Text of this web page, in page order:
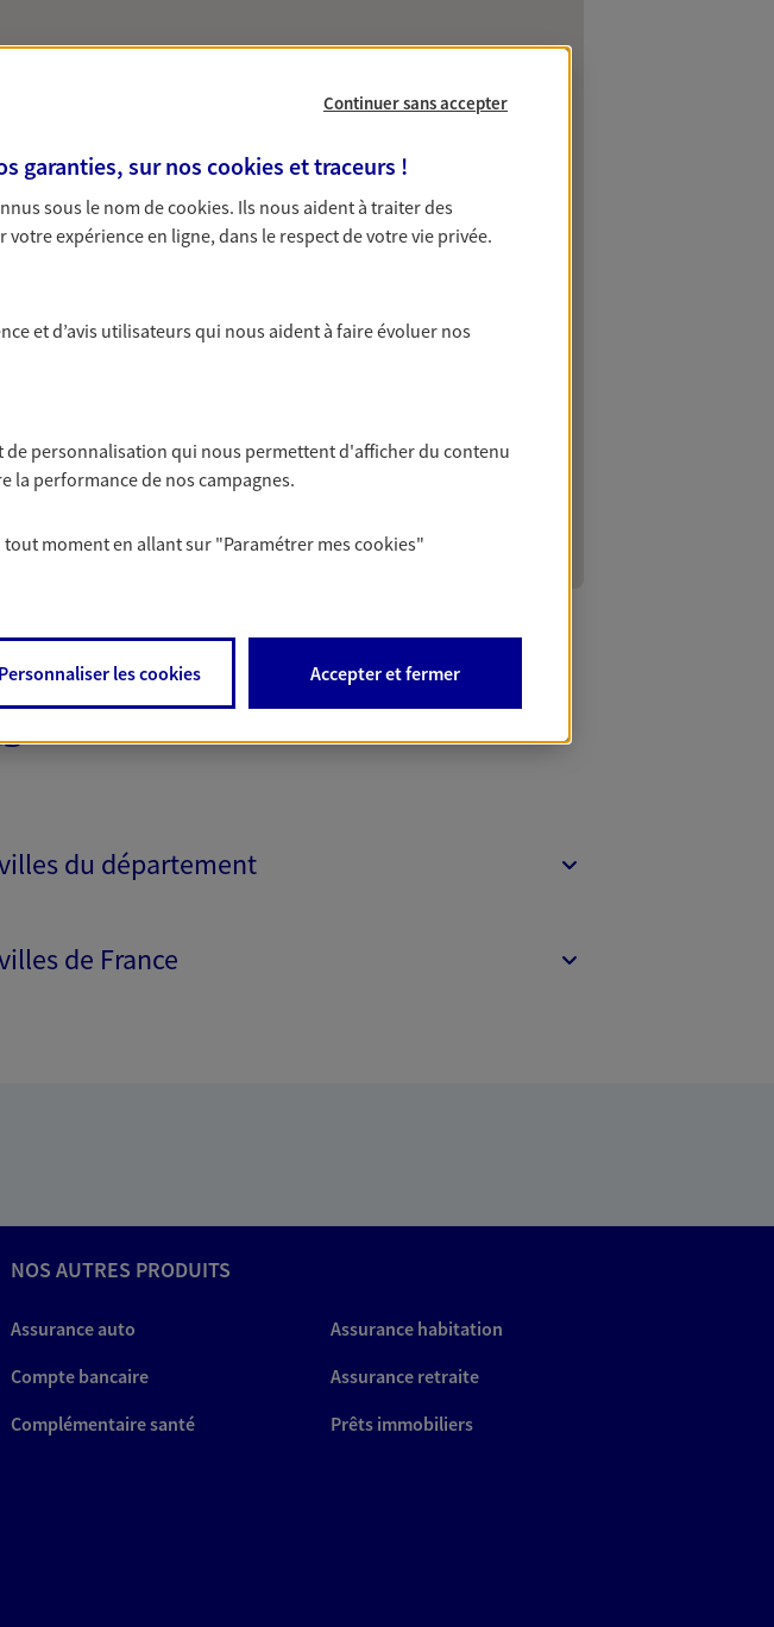
du département
de France
NOS AUTRES PRODUITS
Assurance auto
Assurance habitation
Compte bancaire
Assurance retraite
Complémentaire santé
Prêts immobiliers
Continuer sans accepter
garanties, sur noscookies et traceurs !
sous le nom decookies. Ils nous aident à traiter des
expérience en ligne, dans le respect de votre vie privée.
et d’avis utilisateurs qui nous aident à faire évoluer nos
de personnalisation qui nous permettent d'afficher du contenu
la performance de nos campagnes.
tout moment en allant sur "Paramétrer mescookies"
Personnaliser les cookies Accepter et fermer